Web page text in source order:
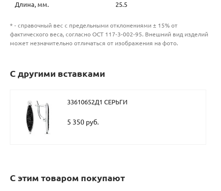
Длина, мм. 25.5
* - справочный вес с предельными отклонениями ± 15% от
фактического веса, согласно ОСТ 117-3-002-95. Внешний вид изделий
может незначительно отличаться от изображения на фото.
С другими вставками
33610652Д1 СЕРЬГИ
5 350 руб.
С этим товаром покупают